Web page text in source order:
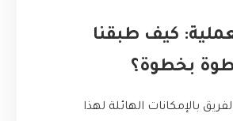
كيف طبقنا
بخطوة؟
بالإمكانات الهائلة لهذا